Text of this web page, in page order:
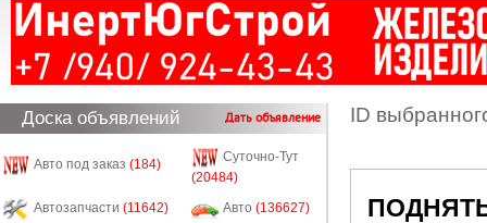
Доска объявлений Дать объявление
Авто под заказ (184)
Суточно-Тут
(20484)
Автозапчасти (11642) Авто (136627)
ID